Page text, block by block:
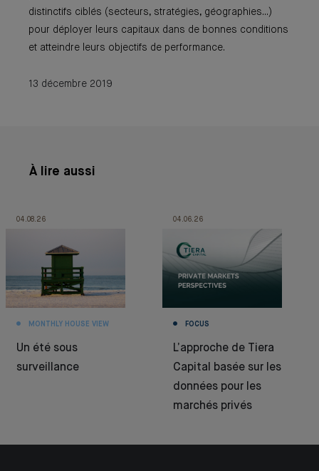
distinctifs ciblés (secteurs, stratégies, géographies...)
pour déployer leurs capitaux dans de bonnes conditions
et atteindre leurs objectifs de performance.
13 décembre 2019
À lire aussi
04.08.26
MONTHLY HOUSE VIEW
Un été sous
surveillance
04.06.26
FOCUS
L’approche de Tiera
Capital basée sur les
données pour les
marchés privés